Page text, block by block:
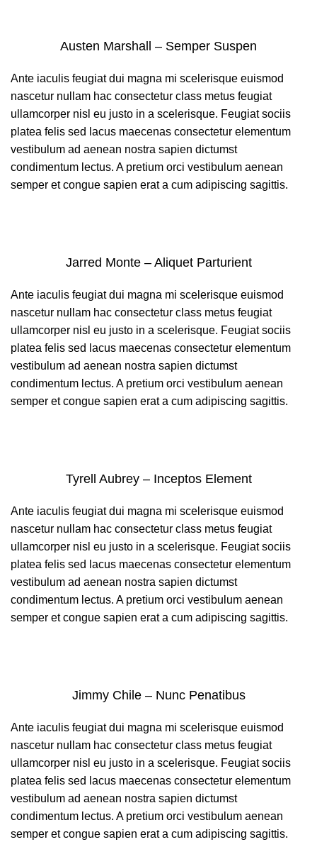
Austen Marshall – Semper Suspen
Ante iaculis feugiat dui magna mi scelerisque euismod
nascetur nullam hac consectetur class metus feugiat
ullamcorper nisl eu justo in a scelerisque. Feugiat sociis
platea felis sed lacus maecenas consectetur elementum
vestibulum ad aenean nostra sapien dictumst
condimentum lectus. A pretium orci vestibulum aenean
semper et congue sapien erat a cum adipiscing sagittis.
Jarred Monte – Aliquet Parturient
Ante iaculis feugiat dui magna mi scelerisque euismod
nascetur nullam hac consectetur class metus feugiat
ullamcorper nisl eu justo in a scelerisque. Feugiat sociis
platea felis sed lacus maecenas consectetur elementum
vestibulum ad aenean nostra sapien dictumst
condimentum lectus. A pretium orci vestibulum aenean
semper et congue sapien erat a cum adipiscing sagittis.
Tyrell Aubrey – Inceptos Element
Ante iaculis feugiat dui magna mi scelerisque euismod
nascetur nullam hac consectetur class metus feugiat
ullamcorper nisl eu justo in a scelerisque. Feugiat sociis
platea felis sed lacus maecenas consectetur elementum
vestibulum ad aenean nostra sapien dictumst
condimentum lectus. A pretium orci vestibulum aenean
semper et congue sapien erat a cum adipiscing sagittis.
Jimmy Chile – Nunc Penatibus
Ante iaculis feugiat dui magna mi scelerisque euismod
nascetur nullam hac consectetur class metus feugiat
ullamcorper nisl eu justo in a scelerisque. Feugiat sociis
platea felis sed lacus maecenas consectetur elementum
vestibulum ad aenean nostra sapien dictumst
condimentum lectus. A pretium orci vestibulum aenean
semper et congue sapien erat a cum adipiscing sagittis.